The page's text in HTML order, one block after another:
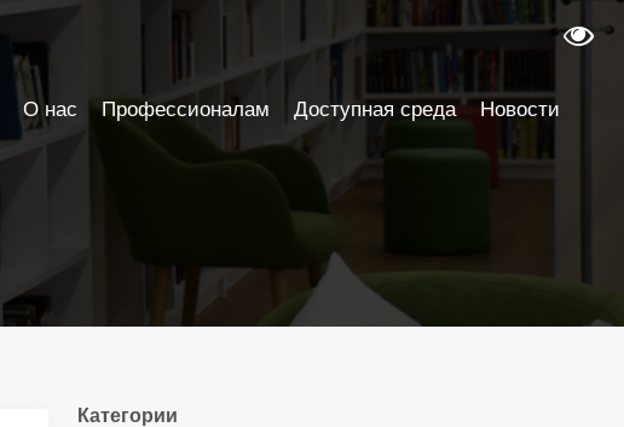
Категории
О нас Профессионалам Доступная среда Новости